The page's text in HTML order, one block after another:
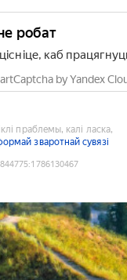
робат
каб
by Yandex
праблемы, калі ласка,
зваротнай сувязі
:1786130467